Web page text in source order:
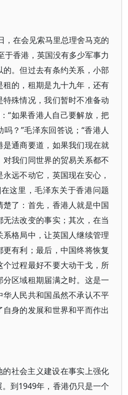
，在会见索马里总理舍马克的
于香港，英国没有多少军事力
。但过去有条约关系，小部
的，租期是九十九年，还有
殊情况，我们暂时不准备动
“如果香港人自己要解放，把
？”毛泽东回答说；“香港人
通商要道，如果我们现在就
我们同世界的贸易关系都不
远不动它，英国现在安心，
这里，毛泽东关于香港问题
了：首先，香港人就是中国
法改变的事实；其次，在当
格局中，让英国人继续管理
有利；最后，中国终将恢复
过程最好不要大动干戈，所
区域租期届满之时。这是一
人民共和国虽然不承认不平
身的发展和世界和平而作出
的社会主义建设在事实上强化
到1949年，香港仍只是一个